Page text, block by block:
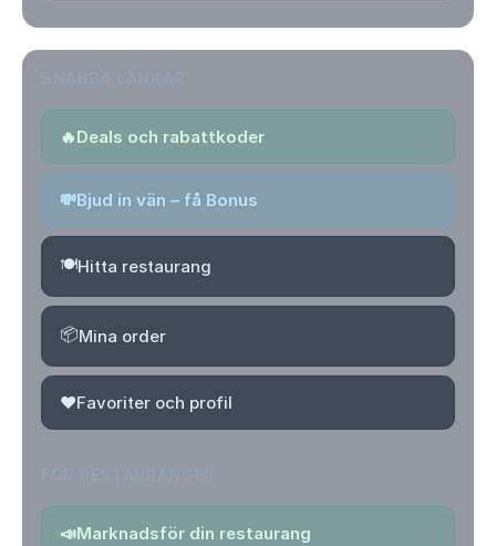
🔥Deals och rabattkoder
💸Bjud in vän – få Bonus
🍽️Hitta restaurang
📦Mina order
❤️Favoriter och profil
📣Marknadsför din restaurang